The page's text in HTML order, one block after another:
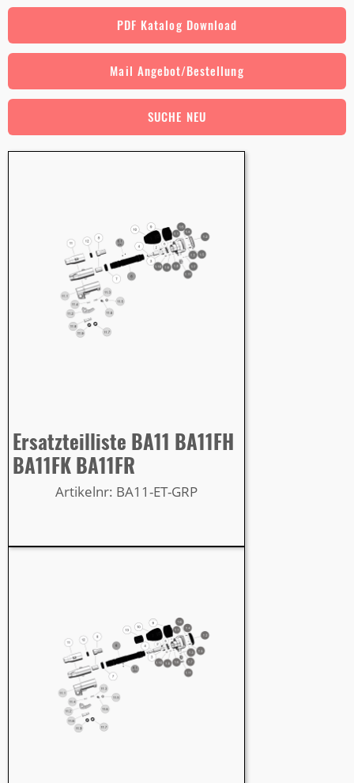
PDF Katalog Download
Mail Angebot/Bestellung
SUCHE NEU
Ersatzteilliste BA11 BA11FH
BA11FK BA11FR
Artikelnr: BA11-ET-GRP